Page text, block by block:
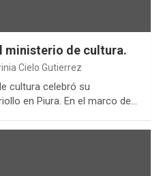
ministerio de cultura.
Cielo Gutierrez
cultura celebró su
en Piura. En el marco de…